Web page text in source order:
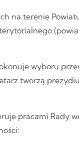
na terenie
wyboru
tworzą
pracami Rady